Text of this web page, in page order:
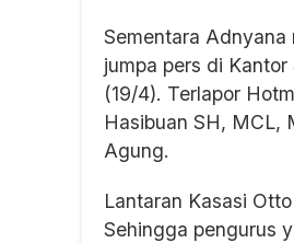
Sementara Adnyana
jumpa pers di
(19/4). Terlapor
Hasibuan SH, MCL,
Agung.
Lantaran Kasasi
Sehingga pengurus